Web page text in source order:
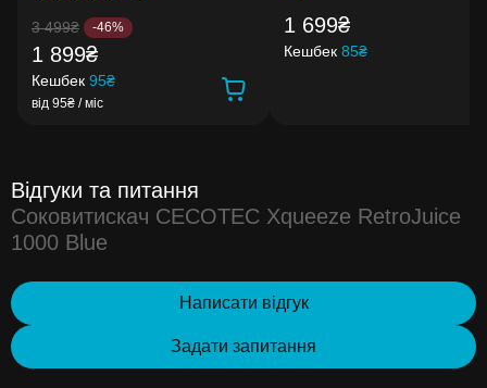
3 499₴ -46%
1 899₴
Кешбек 95₴
від 95₴ / міс
1 699₴
Кешбек 85₴
Відгуки та питання
Соковитискач CECOTEC Xqueeze RetroJuice
1000 Blue
Написати відгук
Задати запитання